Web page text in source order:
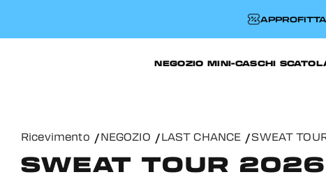
NEGOZIO MINI-CASCHI
Ricevimento NEGOZIO LAST CHANCE SWEAT
SWEAT TOUR